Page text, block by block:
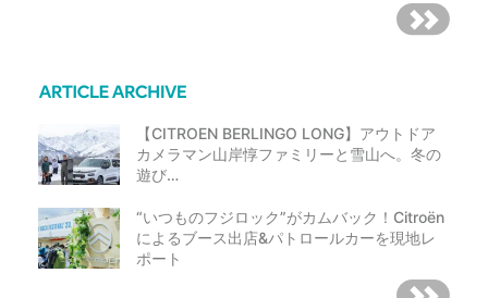
【CITROEN BERLINGO LONG】アウトドア
カメラマン山岸惇ファミリーと雪山へ。冬の
遊び…
“いつものフジロック”がカムバック！Citroën
によるブース出店&パトロールカーを現地レ
ポート